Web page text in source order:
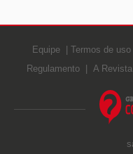
Equipe Termos de uso
Regulamento
A